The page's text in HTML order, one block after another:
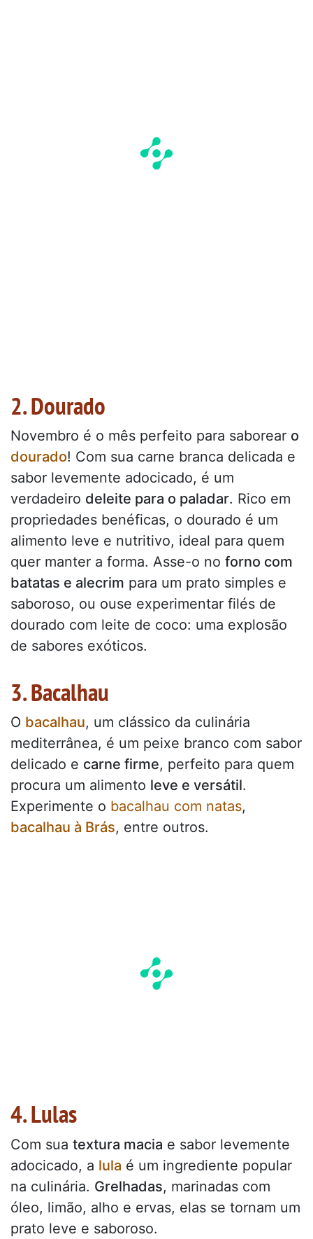
2. Dourado
Novembro é o mês perfeito para saborear o
dourado! Com sua carne branca delicada e
sabor levemente adocicado, é um
verdadeiro deleite para o paladar. Rico em
propriedades benéficas, o dourado é um
alimento leve e nutritivo, ideal para quem
quer manter a forma. Asse-o no forno com
batatas e alecrim para um prato simples e
saboroso, ou ouse experimentar filés de
dourado com leite de coco: uma explosão
de sabores exóticos.
3. Bacalhau
O bacalhau, um clássico da culinária
mediterrânea, é um peixe branco com sabor
delicado e carne firme, perfeito para quem
procura um alimento leve e versátil.
Experimente o bacalhau com natas,
bacalhau à Brás, entre outros.
4. Lulas
Com sua textura macia e sabor levemente
adocicado, a lula é um ingrediente popular
na culinária. Grelhadas, marinadas com
óleo, limão, alho e ervas, elas se tornam um
prato leve e saboroso.